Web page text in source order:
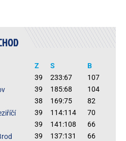
Z S
B
39 233:67
107
39 185:68
104
38 169:75
82
39 114:114
70
39 141:108
66
39 137:131
66